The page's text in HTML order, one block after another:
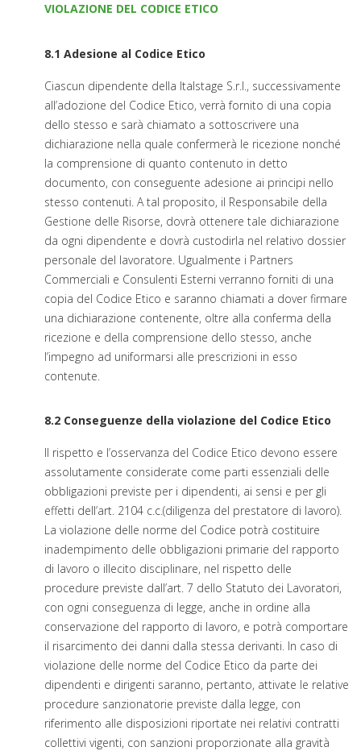
VIOLAZIONE DEL CODICE ETICO
8.1 Adesione al Codice Etico
Ciascun dipendente della Italstage S.r.l., successivamente
all’adozione del Codice Etico, verrà fornito di una copia
dello stesso e sarà chiamato a sottoscrivere una
dichiarazione nella quale confermerà le ricezione nonché
la comprensione di quanto contenuto in detto
documento, con conseguente adesione ai principi nello
stesso contenuti. A tal proposito, il Responsabile della
Gestione delle Risorse, dovrà ottenere tale dichiarazione
da ogni dipendente e dovrà custodirla nel relativo dossier
personale del lavoratore. Ugualmente i Partners
Commerciali e Consulenti Esterni verranno forniti di una
copia del Codice Etico e saranno chiamati a dover firmare
una dichiarazione contenente, oltre alla conferma della
ricezione e della comprensione dello stesso, anche
l’impegno ad uniformarsi alle prescrizioni in esso
contenute.
8.2 Conseguenze della violazione del Codice Etico
Il rispetto e l’osservanza del Codice Etico devono essere
assolutamente considerate come parti essenziali delle
obbligazioni previste per i dipendenti, ai sensi e per gli
effetti dell’art. 2104 c.c.(diligenza del prestatore di lavoro).
La violazione delle norme del Codice potrà costituire
inadempimento delle obbligazioni primarie del rapporto
di lavoro o illecito disciplinare, nel rispetto delle
procedure previste dall’art. 7 dello Statuto dei Lavoratori,
con ogni conseguenza di legge, anche in ordine alla
conservazione del rapporto di lavoro, e potrà comportare
il risarcimento dei danni dalla stessa derivanti. In caso di
violazione delle norme del Codice Etico da parte dei
dipendenti e dirigenti saranno, pertanto, attivate le relative
procedure sanzionatorie previste dalla legge, con
riferimento alle disposizioni riportate nei relativi contratti
collettivi vigenti, con sanzioni proporzionate alla gravità